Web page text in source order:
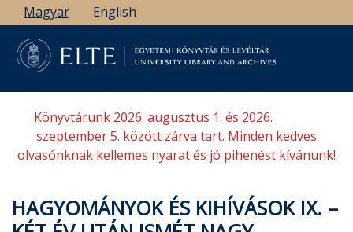
Ugrás
a
tartalomra
Magyar English
Könyvtárunk 2026. augusztus 1. és 2026.
szeptember 5. között zárva tart. Minden kedves
olvasónknak kellemes nyarat és jó pihenést kívánunk!
HAGYOMÁNYOK ÉS KIHÍVÁSOK IX. –